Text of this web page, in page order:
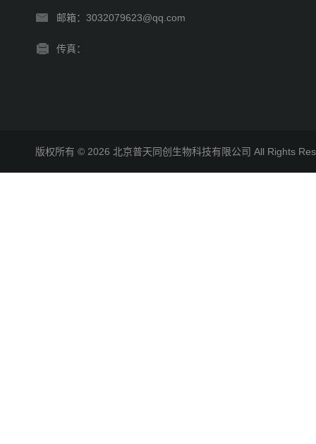
邮箱：3032079623@qq.com
传真：
版权所有 © 2026 北京普天同创生物科技有限公司 All Rights